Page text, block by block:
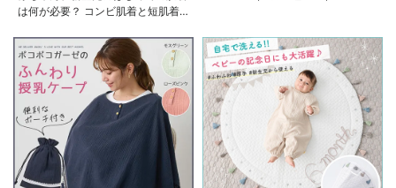
は何が必要？ コンビ肌着と短肌着